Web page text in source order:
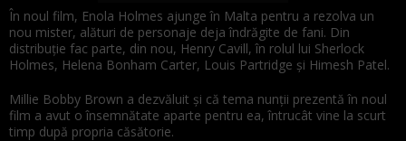
În noul film, Enola Holmes ajunge în Malta pentru a rezolva un
nou mister, alături de personaje deja îndrăgite de fani. Din
distribuție fac parte, din nou, Henry Cavill, în rolul lui Sherlock
Holmes, Helena Bonham Carter, Louis Partridge și Himesh Patel.
Millie Bobby Brown a dezvăluit și că tema nunții prezentă în noul
film a avut o însemnătate aparte pentru ea, întrucât vine la scurt
timp după propria căsătorie.